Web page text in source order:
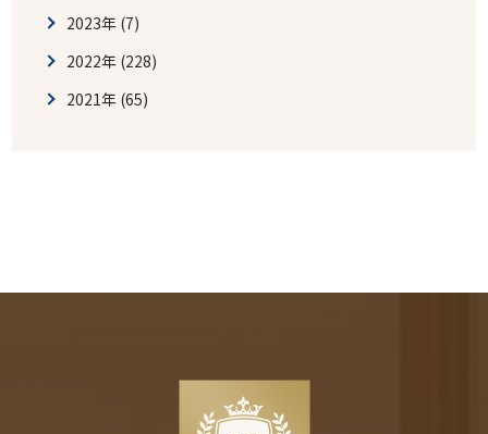
2023年 (7)
2022年 (228)
2021年 (65)